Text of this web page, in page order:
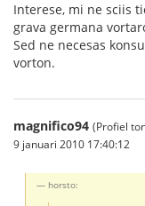
Interese, mi ne sciis
grava germana
Sed ne necesas
vorton.
magnifico94 (Profiel
9 januari 2010 17:40:12
horsto: